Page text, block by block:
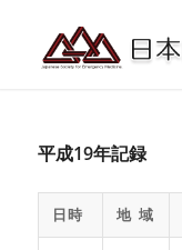
平成19年記録
日時 地 域